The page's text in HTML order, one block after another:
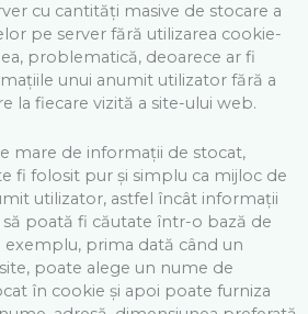
cu cantități masive de stocare a
pe server fără utilizarea cookie-
problematică, deoarece ar fi
unui anumit utilizator fără a
la fiecare vizită a site-ului web.
mare de informații de stocat,
fi folosit pur și simplu ca mijloc de
utilizator, astfel încât informații
poată fi căutate într-o bază de
exemplu, prima dată când un
poate alege un nume de
în cookie și apoi poate furniza